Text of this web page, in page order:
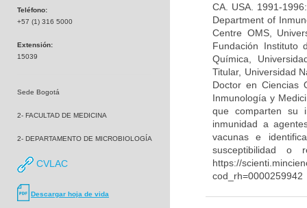
Teléfono:
+57 (1) 316 5000
Extensión:
15039
Sede Bogotá
2- FACULTAD DE MEDICINA
2- DEPARTAMENTO DE MICROBIOLOGÍA
CVLAC
Descargar hoja de vida
CA. USA. 1991-
Department of
Centre OMS,
Fundación Instituto
Química,
Titular, Universidad
Doctor en Ciencias
Inmunología y
que comparten su
inmunidad a
vacunas e
susceptibilidad o
https://
cod_rh=0000259942